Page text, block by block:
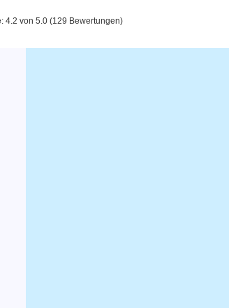
4.2 von 5.0 (129 Bewertungen)